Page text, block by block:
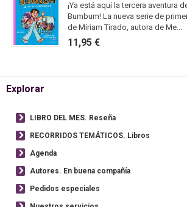
¡Ya está aquí la tercera aventura
Bumbum! La nueva serie de
de Míriam Tirado, autora de Me...
11,95 €
Explorar
LIBRO DEL MES. Reseña
RECORRIDOS TEMÁTICOS. Libros
Agenda
Autores. En buena compañía
Pedidos especiales